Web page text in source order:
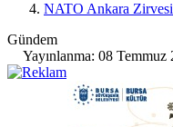
NATO Ankara Zirvesi
Gündem
Yayınlanma: 08 Temmuz